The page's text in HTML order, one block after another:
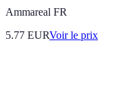
Ammareal FR
5.77 EURVoir le prix